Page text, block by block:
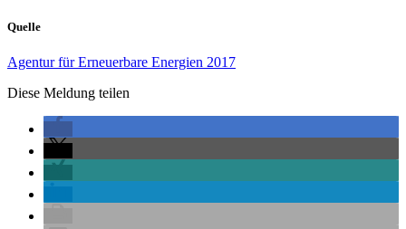
Quelle
Agentur für Erneuerbare Energien 2017
Diese Meldung teilen